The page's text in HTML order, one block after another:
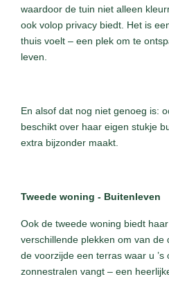
waardoor de tuin niet alleen
ook volop privacy biedt. Het is
thuis voelt – een plek om te
leven.
En alsof dat nog niet genoeg is:
beschikt over haar eigen stukje
extra bijzonder maakt.
Tweede woning - Buitenleven
Ook de tweede woning biedt
verschillende plekken om van de
de voorzijde een terras waar u
zonnestralen vangt – een